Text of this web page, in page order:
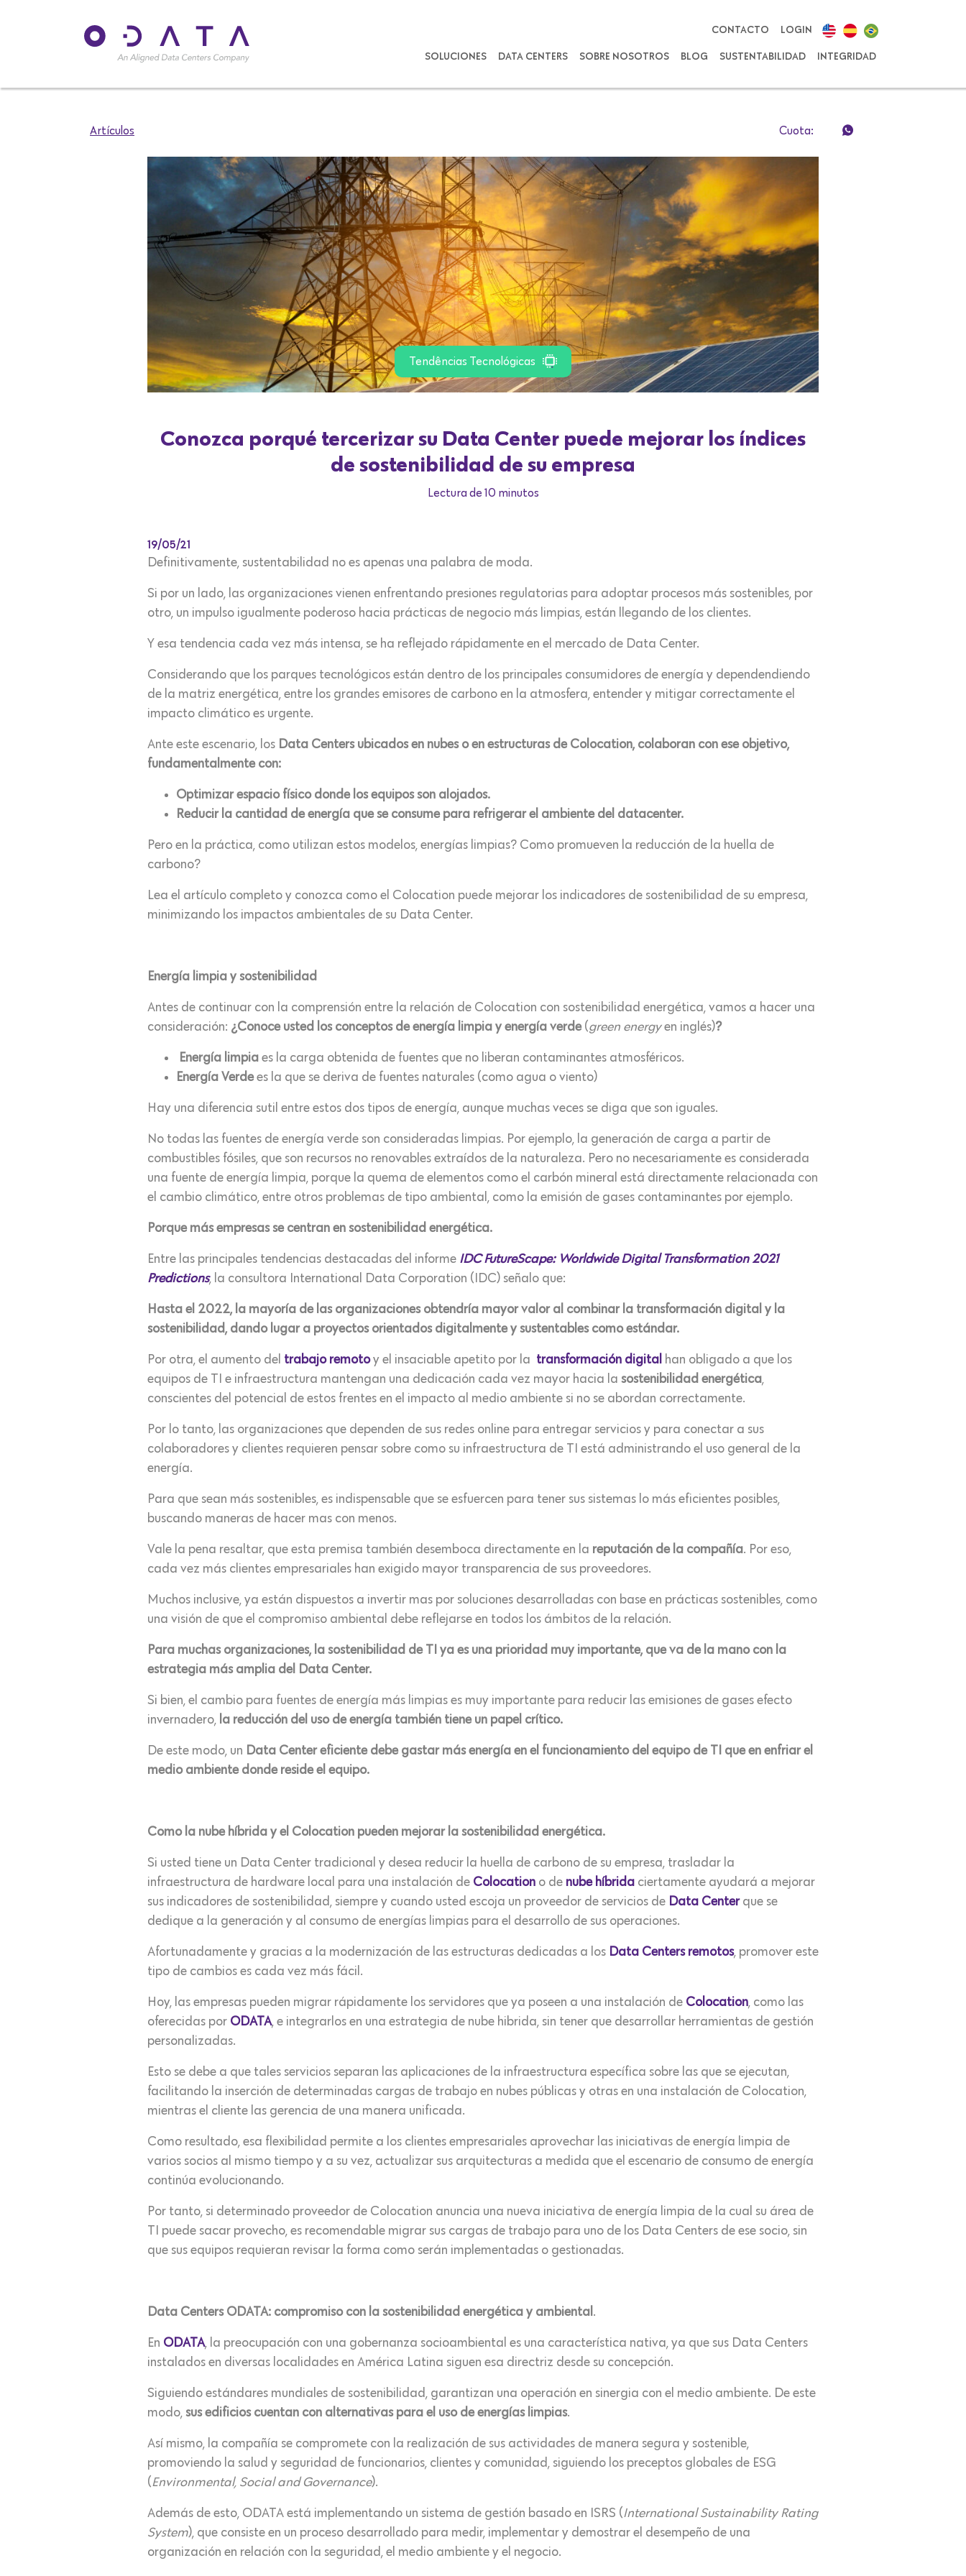
CONTACTO LOGIN
SOLUCIONES DATA CENTERS SOBRE NOSOTROS BLOG SUSTENTABILIDAD INTEGRIDAD
Artículos Cuota:
Tendências Tecnológicas
Conozca porqué tercerizar su Data Center puede mejorar los índices
de sostenibilidad de su empresa
Lectura de 10 minutos
19/05/21
Definitivamente, sustentabilidad no es apenas una palabra de moda.
Si por un lado, las organizaciones vienen enfrentando presiones regulatorias para adoptar procesos más sostenibles, por
otro, un impulso igualmente poderoso hacia prácticas de negocio más limpias, están llegando de los clientes.
Y esa tendencia cada vez más intensa, se ha reflejado rápidamente en el mercado de Data Center.
Considerando que los parques tecnológicos están dentro de los principales consumidores de energía y dependendiendo
de la matriz energética, entre los grandes emisores de carbono en la atmosfera, entender y mitigar correctamente el
impacto climático es urgente.
Ante este escenario, los Data Centers ubicados en nubes o en estructuras de Colocation, colaboran con ese objetivo,
fundamentalmente con:
Optimizar espacio físico donde los equipos son alojados.
Reducir la cantidad de energía que se consume para refrigerar el ambiente del datacenter.
Pero en la práctica, como utilizan estos modelos, energías limpias? Como promueven la reducción de la huella de
carbono?
Lea el artículo completo y conozca como el Colocation puede mejorar los indicadores de sostenibilidad de su empresa,
minimizando los impactos ambientales de su Data Center.
Energía limpia y sostenibilidad
Antes de continuar con la comprensión entre la relación de Colocation con sostenibilidad energética, vamos a hacer una
consideración: ¿Conoce usted los conceptos de energía limpia y energía verde (green energyen inglés)?
Energía limpia es la carga obtenida de fuentes que no liberan contaminantes atmosféricos.
Energía Verdees la que se deriva de fuentes naturales (como agua o viento)
Hay una diferencia sutil entre estos dos tipos de energía, aunque muchas veces se diga que son iguales.
No todas las fuentes de energía verde son consideradas limpias. Por ejemplo, la generación de carga a partir de
combustibles fósiles, que son recursos no renovables extraídos de la naturaleza. Pero no necesariamente es considerada
una fuente de energía limpia, porque la quema de elementos como el carbón mineral está directamente relacionada con
el cambio climático, entre otros problemas de tipo ambiental, como la emisión de gases contaminantes por ejemplo.
Porque más empresas se centran en sostenibilidad energética.
Entre las principales tendencias destacadas del informe IDC FutureScape: Worldwide Digital Transformation 2021
Predictions, la consultora International Data Corporation (IDC) señalo que:
Hasta el 2022, la mayoría de las organizaciones obtendría mayor valor al combinar la transformación digital y la
sostenibilidad, dando lugar a proyectos orientados digitalmente y sustentables como estándar.
Por otra, el aumento del trabajo remotoy el insaciable apetito por la transformación digital han obligado a que los
equipos de TI e infraestructura mantengan una dedicación cada vez mayor hacia la sostenibilidad energética,
conscientes del potencial de estos frentes en el impacto al medio ambiente si no se abordan correctamente.
Por lo tanto, las organizaciones que dependen de sus redes online para entregar servicios y para conectar a sus
colaboradores y clientes requieren pensar sobre como su infraestructura de TI está administrando el uso general de la
energía.
Para que sean más sostenibles, es indispensable que se esfuercen para tener sus sistemas lo más eficientes posibles,
buscando maneras de hacer mas con menos.
Vale la pena resaltar, que esta premisa también desemboca directamente en la reputación de la compañía. Por eso,
cada vez más clientes empresariales han exigido mayor transparencia de sus proveedores.
Muchos inclusive, ya están dispuestos a invertir mas por soluciones desarrolladas con base en prácticas sostenibles, como
una visión de que el compromiso ambiental debe reflejarse en todos los ámbitos de la relación.
Para muchas organizaciones, la sostenibilidad de TI ya es una prioridad muy importante, que va de la mano con la
estrategia más amplia del Data Center.
Si bien, el cambio para fuentes de energía más limpias es muy importante para reducir las emisiones de gases efecto
invernadero, la reducción del uso de energía también tiene un papel crítico.
De este modo, un Data Center eficiente debe gastar más energía en el funcionamiento del equipo de TI que en enfriar el
medio ambiente donde reside el equipo.
Como la nube híbrida y el Colocation pueden mejorar la sostenibilidad energética.
Si usted tiene un Data Center tradicional y desea reducir la huella de carbono de su empresa, trasladar la
infraestructura de hardware local para una instalación de Colocation o de nube híbrida ciertamente ayudará a mejorar
sus indicadores de sostenibilidad, siempre y cuando usted escoja un proveedor de servicios de Data Centerque se
dedique a la generación y al consumo de energías limpias para el desarrollo de sus operaciones.
Afortunadamente y gracias a la modernización de las estructuras dedicadas a los Data Centers remotos, promover este
tipo de cambios es cada vez más fácil.
Hoy, las empresas pueden migrar rápidamente los servidores que ya poseen a una instalación de Colocation, como las
oferecidas por ODATA, e integrarlos en una estrategia de nube hibrida, sin tener que desarrollar herramientas de gestión
personalizadas.
Esto se debe a que tales servicios separan las aplicaciones de la infraestructura específica sobre las que se ejecutan,
facilitando la inserción de determinadas cargas de trabajo en nubes públicas y otras en una instalación de Colocation,
mientras el cliente las gerencia de una manera unificada.
Como resultado, esa flexibilidad permite a los clientes empresariales aprovechar las iniciativas de energía limpia de
varios socios al mismo tiempo y a su vez, actualizar sus arquitecturas a medida que el escenario de consumo de energía
continúa evolucionando.
Por tanto, si determinado proveedor de Colocation anuncia una nueva iniciativa de energía limpia de la cual su área de
TI puede sacar provecho, es recomendable migrar sus cargas de trabajo para uno de los Data Centers de ese socio, sin
que sus equipos requieran revisar la forma como serán implementadas o gestionadas.
Data Centers ODATA: compromiso con la sostenibilidad energética y ambiental .
En ODATA, la preocupación con una gobernanza socioambiental es una característica nativa, ya que sus Data Centers
instalados en diversas localidades en América Latina siguen esa directriz desde su concepción.
Siguiendo estándares mundiales de sostenibilidad, garantizan una operación en sinergia con el medio ambiente. De este
modo, sus edificios cuentan con alternativas para el uso de energías limpias.
Así mismo, la compañía se compromete con la realización de sus actividades de manera segura y sostenible,
promoviendo la salud y seguridad de funcionarios, clientes y comunidad, siguiendo los preceptos globales de ESG
(Environmental, Social and Governance).
Además de esto, ODATA está implementando un sistema de gestión basado en ISRS (International Sustainability Rating
System), que consiste en un proceso desarrollado para medir, implementar y demostrar el desempeño de una
organización en relación con la seguridad, el medio ambiente y el negocio.